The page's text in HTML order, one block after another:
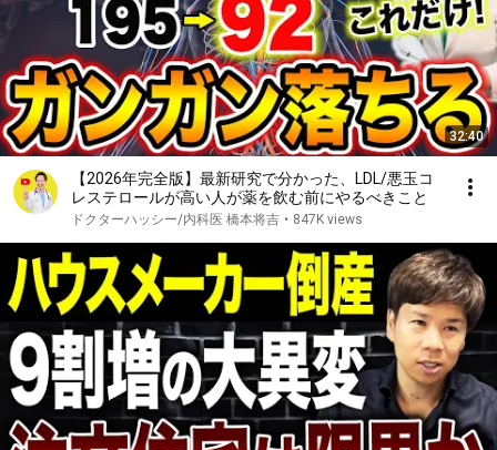
32:40
【2026年完全版】最新研究で分かった、LDL/悪玉コ
レステロールが高い人が薬を飲む前にやるべきこと
ドクターハッシー/内科医 橋本将吉 • 847K views